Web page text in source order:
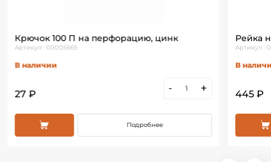
Крючок 100 П на перфорацию, цинк
Артикул : 00005665
В наличии
27 ₽
- +
Подробнее
Рейка
Артикул :
В
445 ₽